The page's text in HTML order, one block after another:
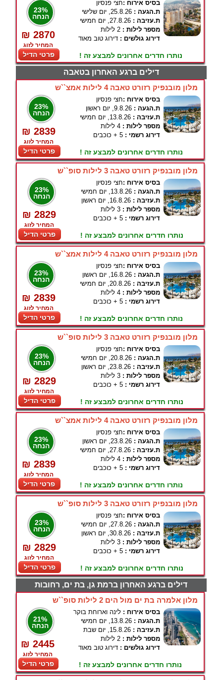
23%
הנחה
₪ 2870
המחיר לזוג
פרטי הדיל
בסיס אירוח :חצי פנסיון
ת.הגעה : 25.8.26, יום שלישי
ת.עזיבה : 27.8.26, יום חמישי
מספר לילות : 2 לילות
דירוג גולשים : דירוג טוב מאוד
נותרו חדרים אחרונים למבצע זה !
דילים ברגע האחרון בטאבה
מלון מובנפיק רזורט טאבה 4 לילות אמצ``ש
23%
הנחה
₪ 2839
המחיר לזוג
פרטי הדיל
בסיס אירוח :חצי פנסיון
ת.הגעה : 9.8.26, יום ראשון
ת.עזיבה : 13.8.26, יום חמישי
מספר לילות : 4 לילות
דירוג רשמי : 5 + כוכבים
נותרו חדרים אחרונים למבצע זה !
מלון מובנפיק רזורט טאבה 3 לילות סופ``ש
23%
הנחה
₪ 2829
המחיר לזוג
פרטי הדיל
בסיס אירוח :חצי פנסיון
ת.הגעה : 13.8.26, יום חמישי
ת.עזיבה : 16.8.26, יום ראשון
מספר לילות : 3 לילות
דירוג רשמי : 5 + כוכבים
נותרו חדרים אחרונים למבצע זה !
מלון מובנפיק רזורט טאבה 4 לילות אמצ``ש
23%
הנחה
₪ 2839
המחיר לזוג
פרטי הדיל
בסיס אירוח :חצי פנסיון
ת.הגעה : 16.8.26, יום ראשון
ת.עזיבה : 20.8.26, יום חמישי
מספר לילות : 4 לילות
דירוג רשמי : 5 + כוכבים
נותרו חדרים אחרונים למבצע זה !
מלון מובנפיק רזורט טאבה 3 לילות סופ``ש
23%
הנחה
₪ 2829
המחיר לזוג
פרטי הדיל
בסיס אירוח :חצי פנסיון
ת.הגעה : 20.8.26, יום חמישי
ת.עזיבה : 23.8.26, יום ראשון
מספר לילות : 3 לילות
דירוג רשמי : 5 + כוכבים
נותרו חדרים אחרונים למבצע זה !
מלון מובנפיק רזורט טאבה 4 לילות אמצ``ש
23%
הנחה
₪ 2839
המחיר לזוג
פרטי הדיל
בסיס אירוח :חצי פנסיון
ת.הגעה : 23.8.26, יום ראשון
ת.עזיבה : 27.8.26, יום חמישי
מספר לילות : 4 לילות
דירוג רשמי : 5 + כוכבים
נותרו חדרים אחרונים למבצע זה !
מלון מובנפיק רזורט טאבה 3 לילות סופ``ש
23%
הנחה
₪ 2829
המחיר לזוג
פרטי הדיל
בסיס אירוח :חצי פנסיון
ת.הגעה : 27.8.26, יום חמישי
ת.עזיבה : 30.8.26, יום ראשון
מספר לילות : 3 לילות
דירוג רשמי : 5 + כוכבים
נותרו חדרים אחרונים למבצע זה !
דילים ברגע האחרון ברמת גן, בת ים, רחובות
מלון אלמרה בת ים מול הים 2 לילות סופ``ש
21%
הנחה
₪ 2445
המחיר לזוג
פרטי הדיל
בסיס אירוח : לינה וארוחת בוקר
ת.הגעה : 13.8.26, יום חמישי
ת.עזיבה : 15.8.26, יום שבת
מספר לילות : 2 לילות
דירוג גולשים : דירוג טוב מאוד
נותרו חדרים אחרונים למבצע זה !